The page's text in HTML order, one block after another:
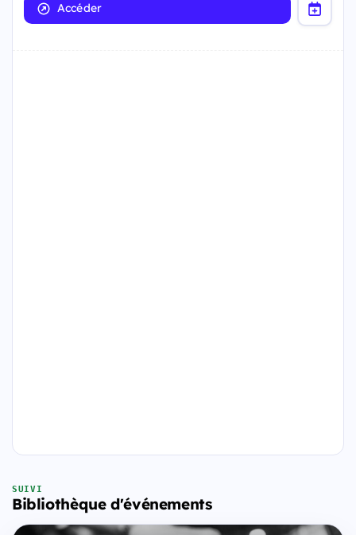
Accéder
SUIVI
Bibliothèque d'événements